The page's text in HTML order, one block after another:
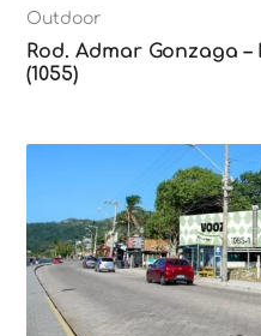
Outdoor
Rod. Admar Gonzaga
(1055)